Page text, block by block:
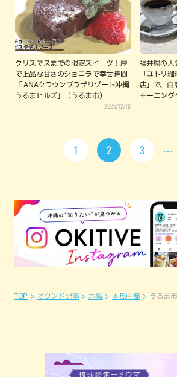
クリスマスまでの限定スイーツ！厚
で上品な甘さのショコラで幸せ時間
「 ANAクラウンプラザリゾート沖縄
うるまヒルズ」（うるま市）
2025/12/16
福井県の人
「ユトリ
店」で、自
モーニング
1 2 3
TOP オウンド記事 地域 本島中部 うるま市